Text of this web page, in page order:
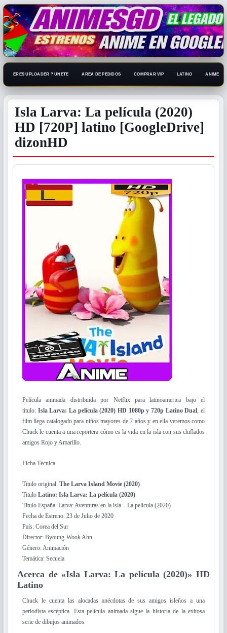
ERES UPLOADER ? UNETE AREA DE PEDIDOS COMPRAR VIP LATINO ANIME
Isla Larva: La película (2020)
HD [720P] latino [GoogleDrive]
dizonHD
Película animada distribuida por Netflix para latinoamerica bajo el
titulo: Isla Larva: La película (2020) HD 1080p y 720p Latino Dual, el
film llega catalogado para niños mayores de 7 años y en ella veremos como
Chuck le cuenta a una reportera cómo es la vida en la isla con sus chiflados
amigos Rojo y Amarillo.
Ficha Técnica
Título original: The Larva Island Movie (2020)
Titulo Latino: Isla Larva: La película (2020)
Titulo España: Larva: Aventuras en la isla – La película (2020)
Fecha de Estreno: 23 de Julio de 2020
País: Corea del Sur
Director: Byoung-Wook Ahn
Género: Animación
Temática: Secuela
Acerca de «Isla Larva: La película (2020)» HD
Latino
Chuck le cuenta las alocadas anécdotas de sus amigos isleños a una
periodista escéptica. Esta película animada sigue la historia de la exitosa
serie de dibujos animados.